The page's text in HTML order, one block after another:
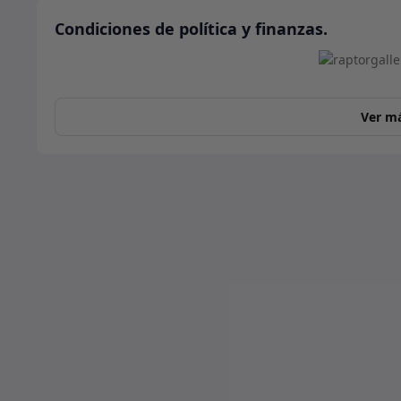
Condiciones de política y finanzas.
Ver